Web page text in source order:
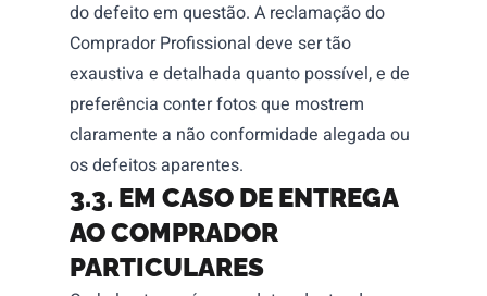
do defeito em questão. A reclamação do
Comprador Profissional deve ser tão
exaustiva e detalhada quanto possível, e de
preferência conter fotos que mostrem
claramente a não conformidade alegada ou
os defeitos aparentes.
3.3. EM CASO DE ENTREGA
AO COMPRADOR
PARTICULARES